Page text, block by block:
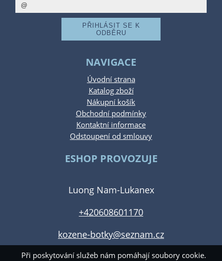
NAVIGACE
Úvodní strana
Katalog zboží
Nákupní košík
Obchodní podmínky
Kontaktní informace
Odstoupení od smlouvy
ESHOP PROVOZUJE
Luong Nam-Lukanex
+420608601170
kozene-botky@seznam.cz
Při poskytování služeb nám pomáhají soubory cookie.